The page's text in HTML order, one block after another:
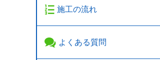
施工の流れ
よくある質問